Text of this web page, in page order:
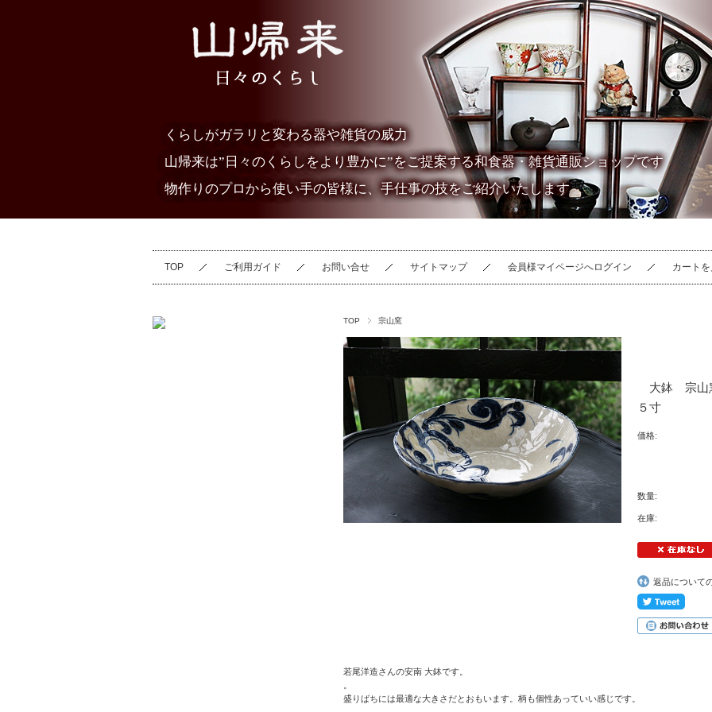
くらしがガラリと変わる器や雑貨の威力
山帰来は”日々のくらしをより豊かに”をご提案する和食器・雑貨通販ショップです
物作りのプロから使い手の皆様に、手仕事の技をご紹介いたします
TOP ご利用ガイド お問い合せ サイトマップ 会員様マイページへログイン カート
TOP 宗山窯
大鉢 宗山
５寸
価格:
数量:
在庫:
返品について
若尾洋造さんの安南 大鉢です。
盛りばちには最適な大きさだとおもいます。柄も個性あっていい感じです。